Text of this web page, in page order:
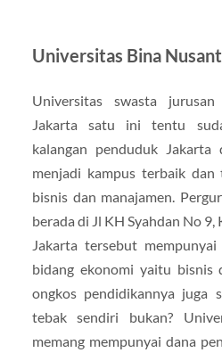
Universitas Bina
Universitas swasta
Jakarta satu ini tentu
kalangan penduduk Jakarta
menjadi kampus terbaik
bisnis dan manajamen.
berada di Jl KH Syahdan No 9,
Jakarta tersebut
bidang ekonomi yaitu bisnis
ongkos pendidikannya juga
tebak sendiri bukan?
memang mempunyai dana